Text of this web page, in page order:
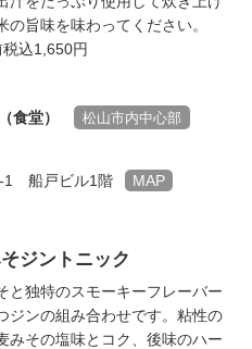
の旨味を味わってください。
税込1,650円
食堂） 松山市内中心部
1 船戸ビル1階
MAP
ジントニック
と独特のスモーキーフレーバー
ジンの組み合わせです。粘性の
みその塩味とコク、後味のハー